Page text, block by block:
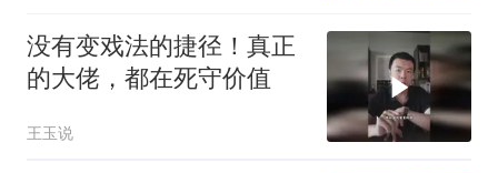
没有变戏法的捷径！真正
的大佬，都在死守价值
王玉说